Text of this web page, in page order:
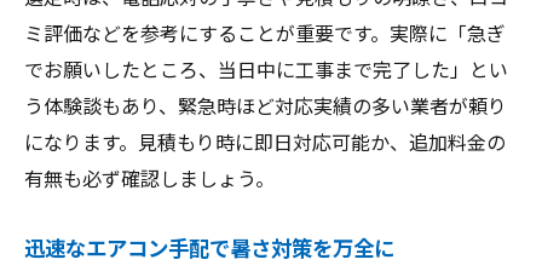
エアコン交換で追加料金を防ぐための確認
ミ評価などを参考にすることが重要です。実際に「急ぎ
でお願いしたところ、当日中に工事まで完了した」とい
う体験談もあり、緊急時ほど対応実績の多い業者が頼り
になります。見積もり時に即日対応可能か、追加料金の
有無も必ず確認しましょう。
迅速なエアコン手配で暑さ対策を万全に